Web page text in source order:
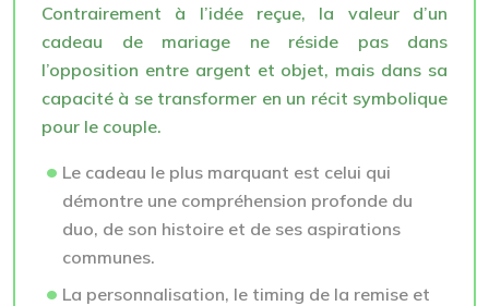
Contrairement à l’idée reçue, la valeur d’un
cadeau de mariage ne réside pas dans
l’opposition entre argent et objet, mais dans sa
capacité à se transformer en un récit symbolique
pour le couple.
Le cadeau le plus marquant est celui qui
démontre une compréhension profonde du
duo, de son histoire et de ses aspirations
communes.
La personnalisation, le timing de la remise et